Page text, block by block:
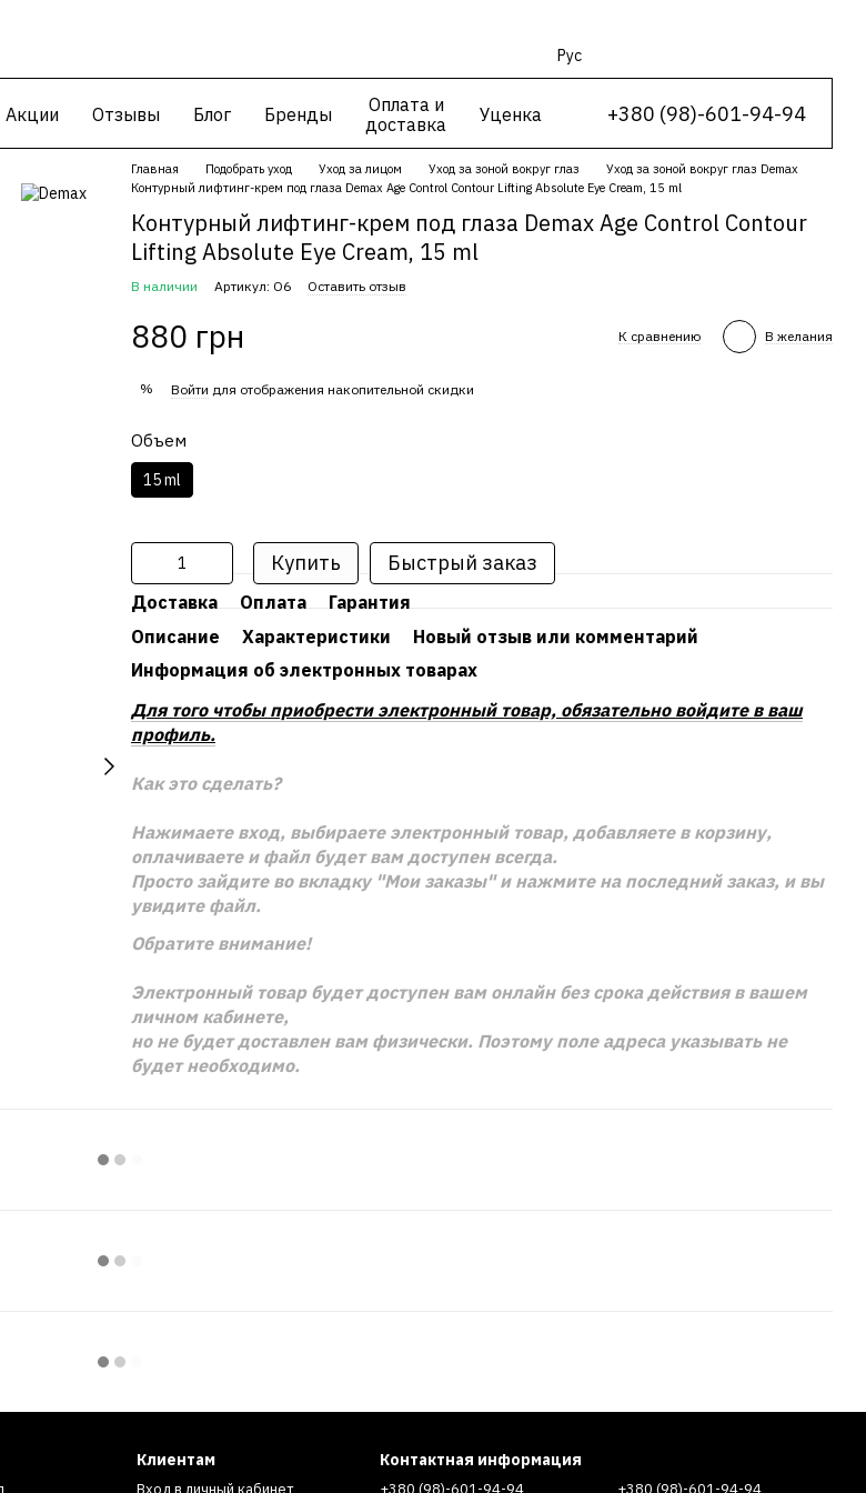
Рус
Акции Отзывы Блог Бренды
Оплата и
доставка
Уценка +380 (98)-601-94-94
Главная Подобрать уход Уход за лицом Уход за зоной вокруг глаз
Уход за зоной вокруг глаз Demax
Контурный лифтинг-крем под глаза Demax Age Control Contour Lifting Absolute Eye Cream, 15 ml
Контурный лифтинг-крем под глаза Demax Age Control Contour
Lifting Absolute Eye Cream, 15 ml
В наличии Артикул: О6 Оставить отзыв
880 грн К сравнению В желания
% Войти для отображения накопительной скидки
Объем
15 ml
Купить Быстрый заказ
Доставка Оплата
Гарантия
Описание
Характеристики
Новый отзыв или комментарий
Информация об электронных товарах
Для того чтобы приобрести электронный товар, обязательно войдите в ваш
профиль.
Как это сделать?
Нажимаете вход, выбираете электронный товар, добавляете в корзину,
оплачиваете и файл будет вам доступен всегда.
Просто зайдите во вкладку "Мои заказы" и нажмите на последний заказ, и вы
увидите файл.
Обратите внимание!
Электронный товар будет доступен вам онлайн без срока действия в вашем
личном кабинете,
но не будет доставлен вам физически. Поэтому поле адреса указывать не
будет необходимо.
Клиентам
Вход в личный кабинет
Контактная информация
+380 (98)-601-94-94 +380 (98)-601-94-94